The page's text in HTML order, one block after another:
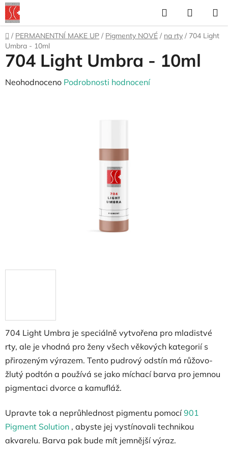
Přejít
na
obsah
Hledat
KOŠÍK
Domů
/ PERMANENTNÍ MAKE UP / Pigmenty NOVÉ / na rty / 704 Light
Umbra - 10ml
704 Light Umbra je speciálně vytvořena pro mladistvé
rty, ale je vhodná pro ženy všech věkových kategorií s
přirozeným výrazem. Tento pudrový odstín má růžovo-
žlutý podtón a používá se jako míchací barva pro jemnou
pigmentaci dvorce a kamufláž.
Upravte tok a neprůhlednost pigmentu pomocí 901
Pigment Solution , abyste jej vystínovali technikou
akvarelu. Barva pak bude mít jemnější výraz.
704 Light Umbra - 10ml
Průměrné
Neohodnoceno Podrobnosti hodnocení